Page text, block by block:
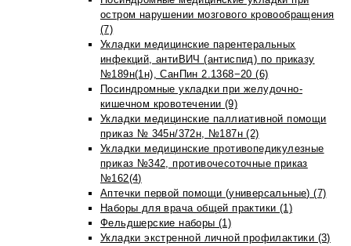
остром нарушении мозгового кровообращения
(7)
Укладки медицинские парентеральных
инфекций, антиВИЧ (антиспид) по приказу
№189н(1н), СанПин 2.1368−20 (6)
Посиндромные укладки при желудочно-
кишечном кровотечении (9)
Укладки медицинские паллиативной помощи
приказ № 345н/372н, №187н (2)
Укладки медицинские противопедикулезные
приказ №342, противочесоточные приказ
№162(4)
Аптечки первой помощи (универсальные) (7)
Наборы для врача общей практики (1)
Фельдшерские наборы (1)
Укладки экстренной личной профилактики (3)